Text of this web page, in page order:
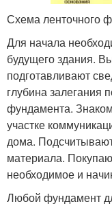
Схема ленточного
Для начала
будущего здания.
подготавливают
глубина залегания
фундамента.
участке
дома.
материала.
необходимое и
Любой фундамент